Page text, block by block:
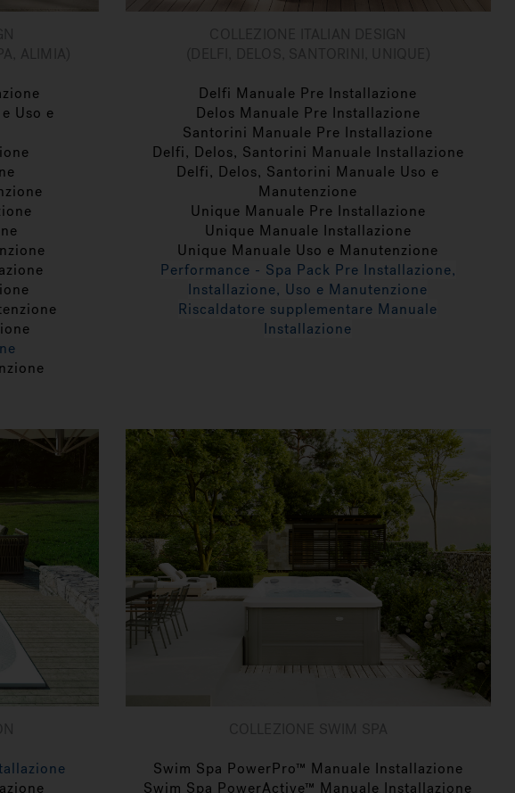
Uso e
Delfi Manuale Pre Installazione
Delos Manuale Pre Installazione
Santorini Manuale Pre Installazione
Delfi, Delos, Santorini Manuale Installazione
Delfi, Delos, Santorini Manuale Uso e
Manutenzione
Unique Manuale Pre Installazione
Unique Manuale Installazione
Unique Manuale Uso e Manutenzione
Performance - Spa Pack Pre Installazione,
Installazione, Uso e Manutenzione
Riscaldatore supplementare Manuale
Installazione
Swim Spa PowerPro™ Manuale Installazione
Swim Spa PowerActive™ Manuale Installazione